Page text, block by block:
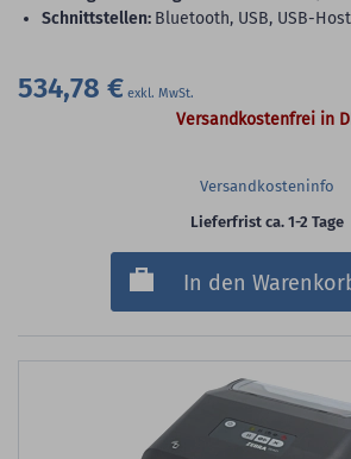
Schnittstellen: Bluetooth, USB, USB-
534,78 €
Versandkostenfrei in
Versandkosteninfo
Lieferfrist ca. 1-2 Tage
In den